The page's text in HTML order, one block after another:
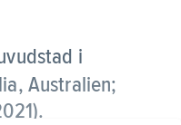
i
Australien;